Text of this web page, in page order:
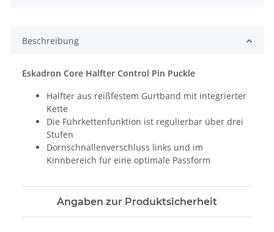
Beschreibung
Eskadron Core Halfter Control Pin Puckle
Halfter aus reißfestem Gurtband mit integrierter
Kette
Die Führkettenfunktion ist regulierbar über drei
Stufen
Dornschnallenverschluss links und im
Kinnbereich für eine optimale Passform
Angaben zur Produktsicherheit